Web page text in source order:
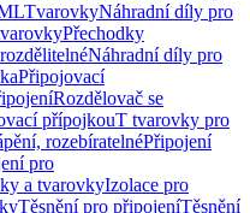
TvarovkyNáhradní díly pro
Přechodky
Náhradní díly pro
Připojovací
Rozdělovač se
přípojkouT tvarovky pro
rozebíratelnéPřipojení
pro
a tvarovkyIzolace pro
Těsnění pro připojeníTěsnění